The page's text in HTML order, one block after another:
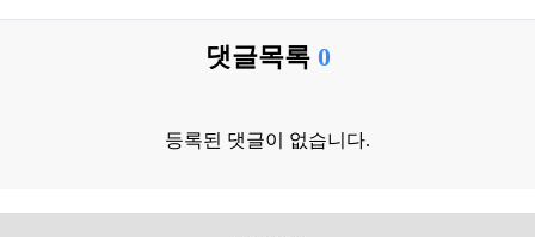
댓글목록 0
등록된 댓글이 없습니다.